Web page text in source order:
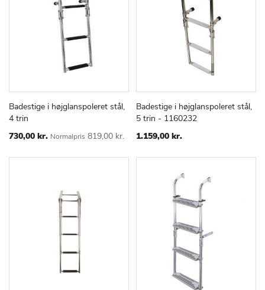
Læg i kurv
TILFØJ
ØNSKE
SAMMENLIGN
Badestige i højglanspoleret stål,
4 trin
Special
730,00 kr. Normalpris 819,00 kr.
Læg i kurv
TILFØJ
Badestige i højglanspoleret stål,
5 trin - 1160232
1.159,00 kr.